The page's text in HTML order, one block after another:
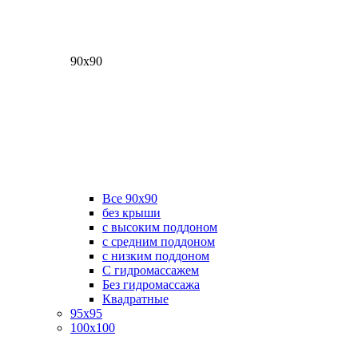
90х90
Все 90х90
без крыши
с высоким поддоном
с средним поддоном
с низким поддоном
С гидромассажем
Без гидромассажа
Квадратные
95х95
100х100